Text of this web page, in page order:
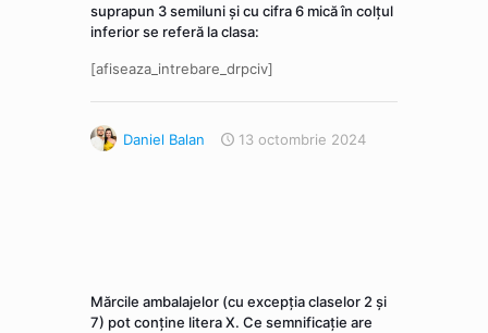
suprapun 3 semiluni și cu cifra 6 mică în colțul
inferior se referă la clasa:
[afiseaza_intrebare_drpciv]
Daniel Balan 13 octombrie 2024
Mărcile ambalajelor (cu excepția claselor 2 și
7) pot conține litera X. Ce semnificație are